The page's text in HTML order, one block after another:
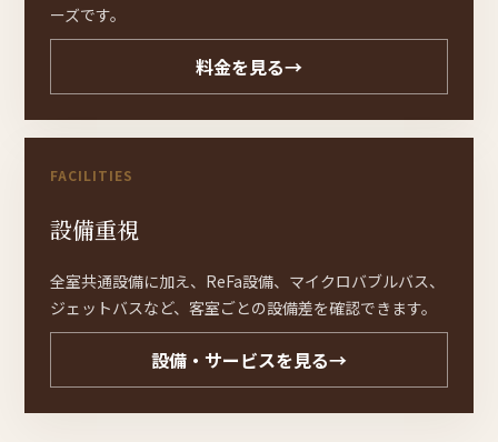
ーズです。
料金を見る→
FACILITIES
設備重視
全室共通設備に加え、ReFa設備、マイクロバブルバス、
ジェットバスなど、客室ごとの設備差を確認できます。
設備・サービスを見る→